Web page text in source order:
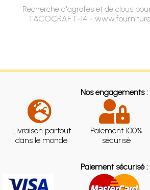
Recherche d'agrafes et de clous
TACOCRAFT-14 -
Nos engagements :
Livraison partout
dans le monde
Paiement 100%
sécurisé
Paiement sécurisé :